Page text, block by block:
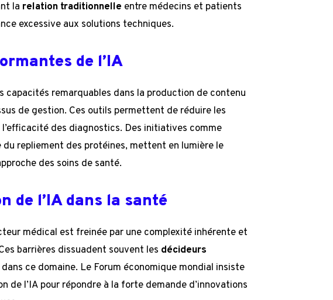
la relation traditionnelle entre médecins et patients
excessive aux solutions techniques.
de l’IA
capacités remarquables dans la production de contenu
de gestion. Ces outils permettent de réduire les
des diagnostics. Des initiatives comme
du repliement des protéines, mettent en lumière le
des soins de santé.
de l’IA dans la santé
médical est freinée par une complexité inhérente et
barrières dissuadent souvent les décideurs
ce domaine. Le Forum économique mondial insiste
de l’IA pour répondre à la forte demande d’innovations